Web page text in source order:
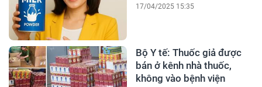
17/04/2025 15:35
Bộ Y tế: Thuốc giả được
bán ở kênh nhà thuốc,
không vào bệnh viện